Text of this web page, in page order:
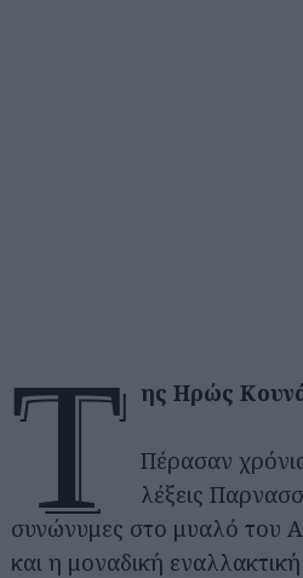
τ ης Ηρώς
Πέρασαν
λέξεις
συνώνυμες στο μυαλό του
και η μοναδική